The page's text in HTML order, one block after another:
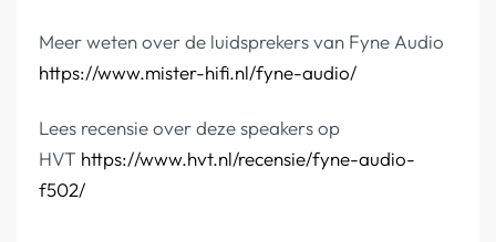
Meer weten over de luidsprekers van Fyne Audio
https://www.mister-hifi.nl/fyne-audio/
Lees recensie over deze speakers op
HVT https://www.hvt.nl/recensie/fyne-audio-
f502/